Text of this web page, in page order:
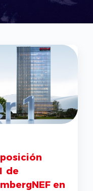
el
All-in-
de bajo nivel